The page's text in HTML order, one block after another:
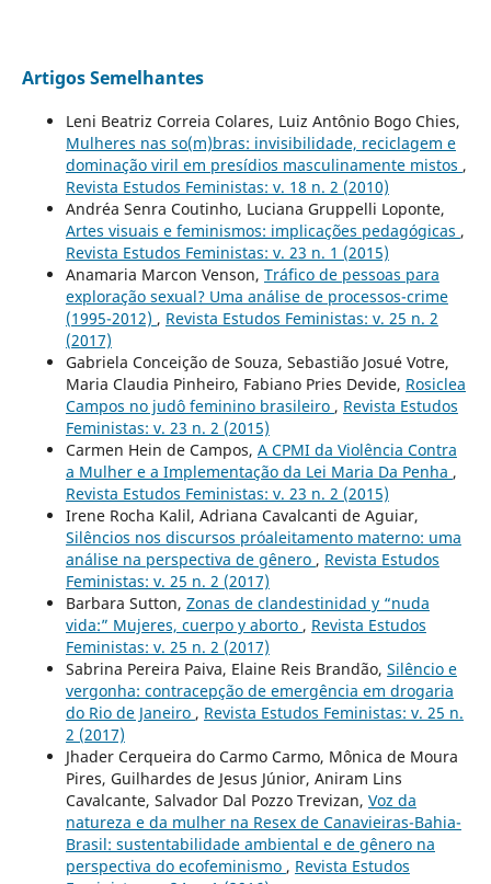
Artigos Semelhantes
Leni Beatriz Correia Colares, Luiz Antônio Bogo Chies,
Mulheres nas so(m)bras: invisibilidade, reciclagem e
dominação viril em presídios masculinamente mistos ,
Revista Estudos Feministas: v. 18 n. 2 (2010)
Andréa Senra Coutinho, Luciana Gruppelli Loponte,
Artes visuais e feminismos: implicações pedagógicas ,
Revista Estudos Feministas: v. 23 n. 1 (2015)
Anamaria Marcon Venson, Tráfico de pessoas para
exploração sexual? Uma análise de processos-crime
(1995-2012) , Revista Estudos Feministas: v. 25 n. 2
(2017)
Gabriela Conceição de Souza, Sebastião Josué Votre,
Maria Claudia Pinheiro, Fabiano Pries Devide, Rosiclea
Campos no judô feminino brasileiro , Revista Estudos
Feministas: v. 23 n. 2 (2015)
Carmen Hein de Campos, A CPMI da Violência Contra
a Mulher e a Implementação da Lei Maria Da Penha ,
Revista Estudos Feministas: v. 23 n. 2 (2015)
Irene Rocha Kalil, Adriana Cavalcanti de Aguiar,
Silêncios nos discursos próaleitamento materno: uma
análise na perspectiva de gênero , Revista Estudos
Feministas: v. 25 n. 2 (2017)
Barbara Sutton, Zonas de clandestinidad y “nuda
vida:” Mujeres, cuerpo y aborto , Revista Estudos
Feministas: v. 25 n. 2 (2017)
Sabrina Pereira Paiva, Elaine Reis Brandão, Silêncio e
vergonha: contracepção de emergência em drogaria
do Rio de Janeiro , Revista Estudos Feministas: v. 25 n.
2 (2017)
Jhader Cerqueira do Carmo Carmo, Mônica de Moura
Pires, Guilhardes de Jesus Júnior, Aniram Lins
Cavalcante, Salvador Dal Pozzo Trevizan, Voz da
natureza e da mulher na Resex de Canavieiras-Bahia-
Brasil: sustentabilidade ambiental e de gênero na
perspectiva do ecofeminismo , Revista Estudos